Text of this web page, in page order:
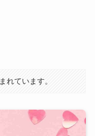
れています。